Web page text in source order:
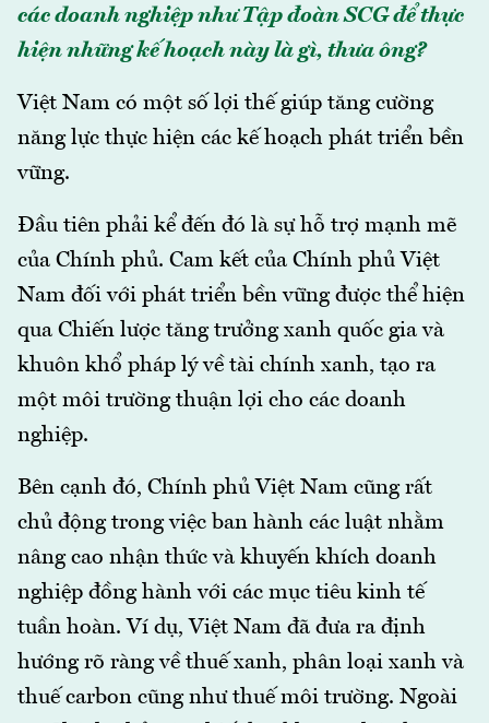
các doanh nghiệp như Tập đoàn SCG để thực
hiện những kế hoạch này là gì, thưa ông?
Việt Nam có một số lợi thế giúp tăng cường
năng lực thực hiện các kế hoạch phát triển bền
vững.
Đầu tiên phải kể đến đó là sự hỗ trợ mạnh mẽ
của Chính phủ. Cam kết của Chính phủ Việt
Nam đối với phát triển bền vững được thể hiện
qua Chiến lược tăng trưởng xanh quốc gia và
khuôn khổ pháp lý về tài chính xanh, tạo ra
một môi trường thuận lợi cho các doanh
nghiệp.
Bên cạnh đó, Chính phủ Việt Nam cũng rất
chủ động trong việc ban hành các luật nhằm
nâng cao nhận thức và khuyến khích doanh
nghiệp đồng hành với các mục tiêu kinh tế
tuần hoàn. Ví dụ, Việt Nam đã đưa ra định
hướng rõ ràng về thuế xanh, phân loại xanh và
thuế carbon cũng như thuế môi trường. Ngoài